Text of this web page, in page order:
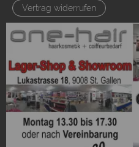
Vertrag widerrufen